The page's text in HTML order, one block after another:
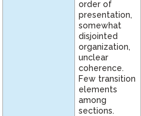
order of
presentation,
somewhat
disjointed
organization,
unclear
coherence.
Few transition
elements
among
sections.